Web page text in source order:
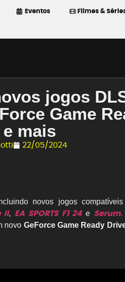
Eventos Filmes &
jogos
Game
mais
22/05/2024
novos jogos
II, EA SPORTS F1 24e Serum.
novo GeForce Game Ready